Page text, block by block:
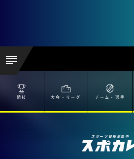
競技 大会・リーグ チーム・選手
スポーツ日程更新中